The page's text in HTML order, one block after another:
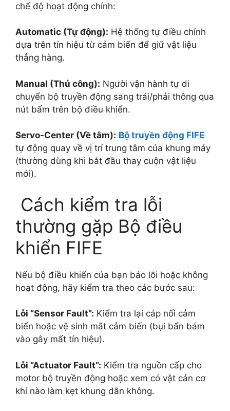
chế độ hoạt động chính:
Automatic (Tự động): Hệ thống tự điều chỉnh
dựa trên tín hiệu từ cảm biến để giữ vật liệu
thẳng hàng.
Manual (Thủ công): Người vận hành tự di
chuyển bộ truyền động sang trái/phải thông qua
nút bấm trên bộ điều khiển.
Servo-Center (Về tâm): Bộ truyền động FIFE
tự động quay về vị trí trung tâm của khung máy
(thường dùng khi bắt đầu thay cuộn vật liệu
mới).
Cách kiểm tra lỗi
thường gặp Bộ điều
khiển FIFE
Nếu bộ điều khiển của bạn báo lỗi hoặc không
hoạt động, hãy kiểm tra theo các bước sau:
Lỗi “Sensor Fault”: Kiểm tra lại cáp nối cảm
biến hoặc vệ sinh mắt cảm biến (bụi bẩn bám
vào gây mất tín hiệu).
Lỗi “Actuator Fault”: Kiểm tra nguồn cấp cho
motor bộ truyền động hoặc xem có vật cản cơ
khí nào làm kẹt khung dẫn không.